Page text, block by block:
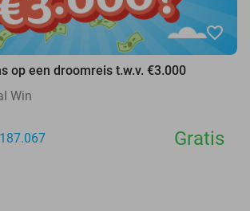
favorite_border
op een droomreis t.w.v. €3.000
Win
Gratis